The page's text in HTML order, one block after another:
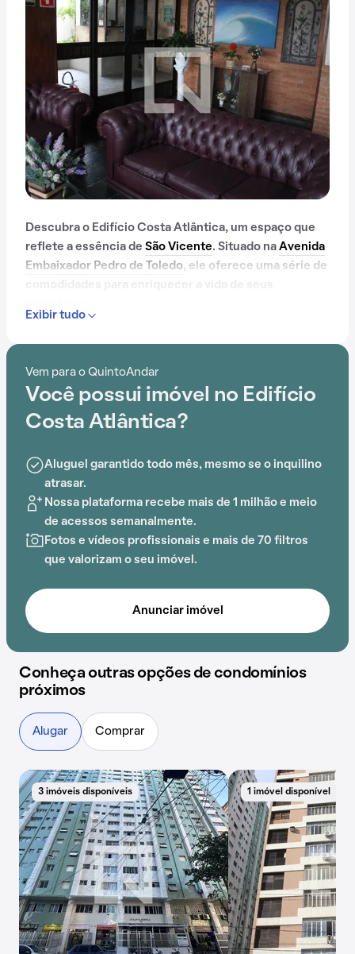
Descubra o Edifício Costa Atlântica, um espaço que
reflete a essência de São Vicente. Situado na Avenida
Embaixador Pedro de Toledo, ele oferece uma série de
Desde portaria 24 horas até elevador, passando por
um ambiente de bem-estar e segurança.
Exibir tudo
Vem para o QuintoAndar
Você possui imóvel no Edifício
Costa Atlântica?
Aluguel garantido todo mês, mesmo se o inquilino
atrasar.
Nossa plataforma recebe mais de 1 milhão e meio
de acessos semanalmente.
Fotos e vídeos profissionais e mais de 70 filtros
que valorizam o seu imóvel.
Anunciar imóvel
Conheça outras opções de condomínios
próximos
Alugar Comprar
3 imóveis disponíveis 1 imóvel disponível